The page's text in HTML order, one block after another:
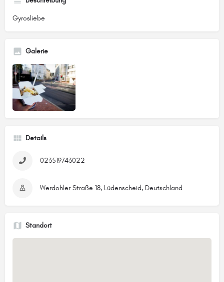
Gyrosliebe
Galerie
Details
023519743022
Werdohler Straße 18, Lüdenscheid, Deutschland
Standort